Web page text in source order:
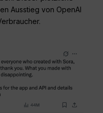
Ausstieg von OpenAI